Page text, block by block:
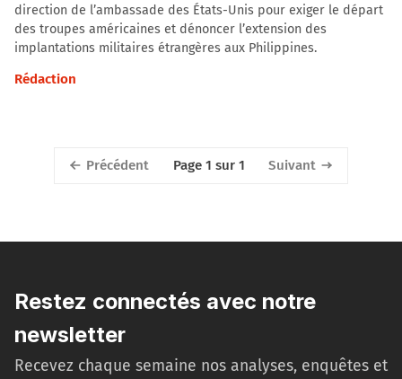
direction de l’ambassade des États-Unis pour exiger le départ
des troupes américaines et dénoncer l’extension des
implantations militaires étrangères aux Philippines.
Rédaction
Précédent Page 1 sur 1 Suivant
Restez connectés avec notre
newsletter
Recevez chaque semaine nos analyses, enquêtes et